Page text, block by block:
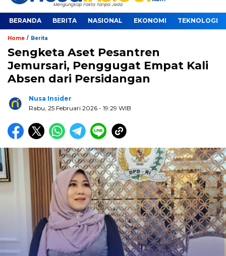
BERANDA BERITA NASIONAL EKONOMI TEKNOLOGI
Home / Berita
Sengketa Aset Pesantren
Jemursari, Penggugat Empat Kali
Absen dari Persidangan
Nusa Insider
Rabu, 25 Februari 2026 - 19:29 WIB